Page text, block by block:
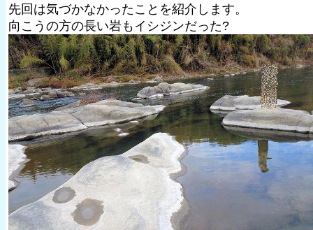
先回は気づかなかったことを紹介します。
向こうの方の長い岩もイシジンだった?